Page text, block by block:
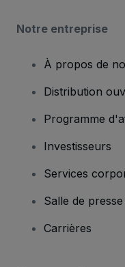
Notre entreprise
À propos de
Distribution
Programme
Investisseurs
Services
Salle de presse
Carrières